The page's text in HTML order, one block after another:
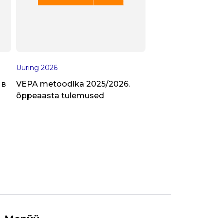
Uuring 2026
VEPA metoodika 2025/2026.
õppeaasta tulemused